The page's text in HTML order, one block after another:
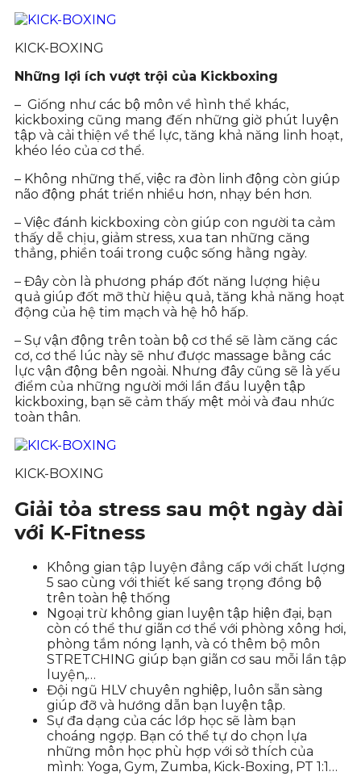
KICK-BOXING
Những lợi ích vượt trội của Kickboxing
– Giống như các bộ môn về hình thể khác,
kickboxing cũng mang đến những giờ phút luyện
tập và cải thiện về thể lực, tăng khả năng linh hoạt,
khéo léo của cơ thể.
– Không những thế, việc ra đòn linh động còn giúp
não động phát triển nhiều hơn, nhạy bén hơn.
– Việc đánh kickboxing còn giúp con người ta cảm
thấy dễ chịu, giảm stress, xua tan những căng
thẳng, phiền toái trong cuộc sống hằng ngày.
– Đây còn là phương pháp đốt năng lượng hiệu
quả giúp đốt mỡ thừ hiệu quả, tăng khả năng hoạt
động của hệ tim mạch và hệ hô hấp.
– Sự vận động trên toàn bộ cơ thể sẽ làm căng các
cơ, cơ thể lúc này sẽ như được massage bằng các
lực vận động bên ngoài. Nhưng đây cũng sẽ là yếu
điểm của những người mới lần đầu luyện tập
kickboxing, bạn sẽ cảm thấy mệt mỏi và đau nhức
toàn thân.
KICK-BOXING
Giải tỏa stress sau một ngày dài
với K-Fitness
Không gian tập luyện đẳng cấp với chất lượng
5 sao cùng với thiết kế sang trọng đồng bộ
trên toàn hệ thống
Ngoại trừ không gian luyện tập hiện đại, bạn
còn có thể thư giãn cơ thể với phòng xông hơi,
phòng tắm nóng lạnh, và có thêm bộ môn
STRETCHING giúp bạn giãn cơ sau mỗi lần tập
luyện,…
Đội ngũ HLV chuyên nghiệp, luôn sẵn sàng
giúp đỡ và hướng dẫn bạn luyện tập.
Sự đa dạng của các lớp học sẽ làm bạn
choáng ngợp. Bạn có thể tự do chọn lựa
những môn học phù hợp với sở thích của
mình: Yoga, Gym, Zumba, Kick-Boxing, PT 1:1…